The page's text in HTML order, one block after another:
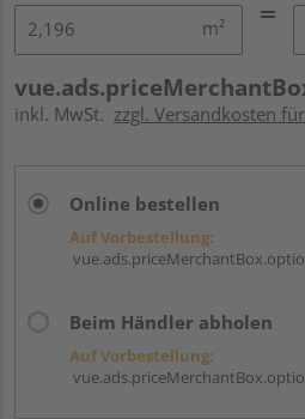
m²
inkl. MwSt. zzgl. Versandkosten
Online bestellen
Auf Vorbestellung:
Beim Händler abholen
Auf Vorbestellung: